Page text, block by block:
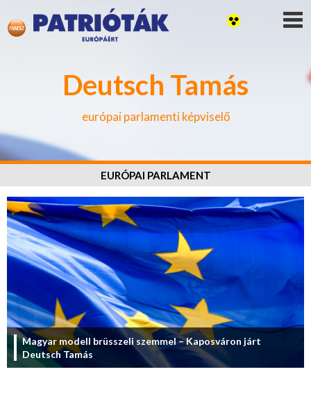
Deutsch Tamás
európai parlamenti képviselő
EURÓPAI PARLAMENT
Magyar modell brüsszeli szemmel – Kaposváron járt
Deutsch Tamás